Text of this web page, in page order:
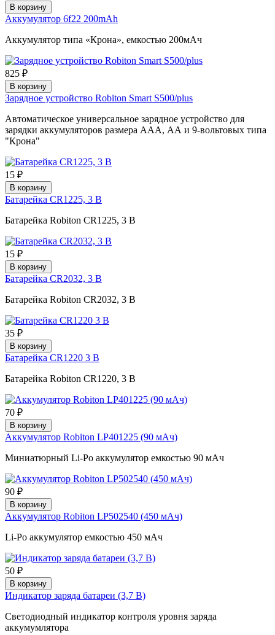
В корзину
Аккумулятор 6f22 200mAh
Аккумулятор типа «Крона», емкостью 200мАч
825 ₽
В корзину
Зарядное устройство Robiton Smart S500/plus
Автоматическое универсальное зарядное устройство для
зарядки аккумуляторов размера ААА, АА и 9-вольтовых типа
"Крона"
15 ₽
В корзину
Батарейка CR1225, 3 В
Батарейка Robiton CR1225, 3 В
15 ₽
В корзину
Батарейка CR2032, 3 В
Батарейка Robiton CR2032, 3 В
35 ₽
В корзину
Батарейка CR1220 3 В
Батарейка Robiton CR1220, 3 В
70 ₽
В корзину
Аккумулятор Robiton LP401225 (90 мАч)
Миниатюрный Li-Po аккумулятор емкостью 90 мАч
90 ₽
В корзину
Аккумулятор Robiton LP502540 (450 мАч)
Li-Po аккумулятор емкостью 450 мАч
50 ₽
В корзину
Индикатор заряда батареи (3,7 В)
Светодиодный индикатор контроля уровня заряда
аккумумлятора